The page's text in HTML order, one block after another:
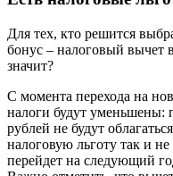
Для тех, кто решится
бонус – налоговый вычет
значит?
С момента перехода на
налоги будут уменьшены:
рублей не будут
налоговую льготу так и не
перейдет на следующий